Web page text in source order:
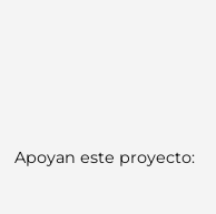
Apoyan este proyecto: